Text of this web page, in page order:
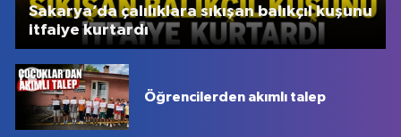
Sakarya’da çalılıklara sıkışan balıkçıl kuşunu
itfaiye kurtardı
Öğrencilerden akımlı talep